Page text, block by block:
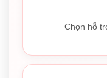
Chọn hỗ